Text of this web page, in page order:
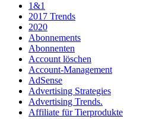
1&1
2017 Trends
2020
Abonnements
Abonnenten
Account löschen
Account-Management
AdSense
Advertising Strategies
Advertising Trends.
Affiliate für Tierprodukte